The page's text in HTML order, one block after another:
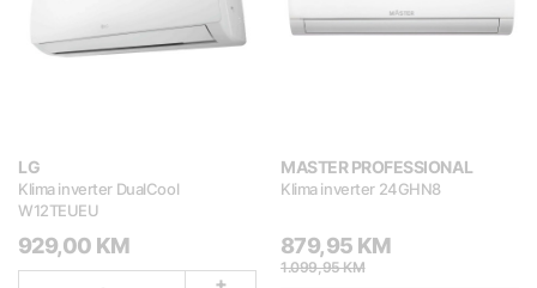
LG
Klima inverter DualCool
W12TEUEU
929,00 KM
MASTER PROFESSIONAL
Klima inverter 24GHN8
879,95 KM
1.099,95 KM